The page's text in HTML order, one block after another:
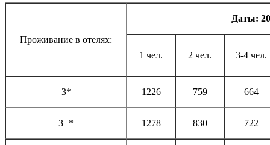
Проживание в отелях:
Даты:
1 чел. 2 чел. 3-4 чел.
3* 1226 759 664
3+* 1278 830 722